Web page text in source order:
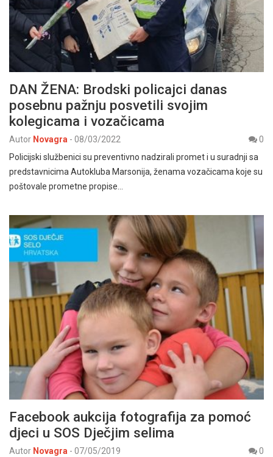
DAN ŽENA: Brodski policajci danas
posebnu pažnju posvetili svojim
kolegicama i vozačicama
Autor Novagra - 08/03/2022
0
Policijski službenici su preventivno nadzirali promet i u suradnji sa
predstavnicima Autokluba Marsonija, ženama vozačicama koje su
poštovale prometne propise…
Facebook aukcija fotografija za pomoć
djeci u SOS Dječjim selima
Autor Novagra - 07/05/2019
0